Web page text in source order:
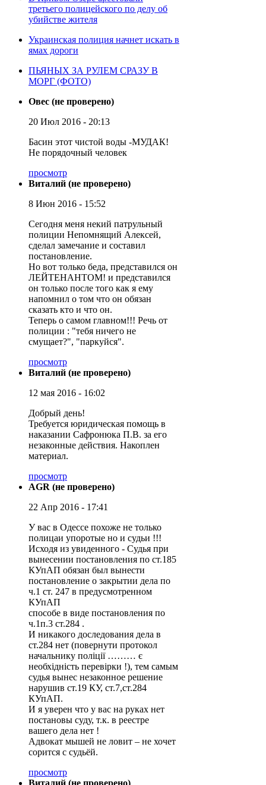
третьего полицейского по делу об
убийстве жителя
Украинская полиция начнет искать в
ямах дороги
ПЬЯНЫХ ЗА РУЛЕМ СРАЗУ В
МОРГ (ФОТО)
Овес (не проверено)
20 Июл 2016 - 20:13
Басин этот чистой воды -МУДАК!
Не порядочный человек
просмотр
Виталий (не проверено)
8 Июн 2016 - 15:52
Сегодня меня некий патрульный
полиции Непомнящий Алексей,
сделал замечание и составил
постановление.
Но вот только беда, представился он
ЛЕЙТЕНАНТОМ! и представился
он только после того как я ему
напомнил о том что он обязан
сказать кто и что он.
Теперь о самом главном!!! Речь от
полиции : "тебя ничего не
смущает?", "паркуйся".
просмотр
Виталий (не проверено)
12 мая 2016 - 16:02
Добрый день!
Требуется юридическая помощь в
наказании Сафронюка П.В. за его
незаконные действия. Накоплен
материал.
просмотр
AGR (не проверено)
22 Апр 2016 - 17:41
У вас в Одессе похоже не только
полицаи упоротые но и судьи !!!
Исходя из увиденного - Судья при
вынесении постановления по ст.185
КУпАП обязан был вынести
постановление о закрытии дела по
ч.1 ст. 247 в предусмотренном
КУпАП
способе в виде постановления по
ч.1п.3 ст.284 .
И никакого доследования дела в
ст.284 нет (повернути протокол
начальнику поліції ……… є
необхідність перевірки !), тем самым
судья вынес незаконное решение
нарушив ст.19 КУ, ст.7,ст.284
КУпАП.
И я уверен что у вас на руках нет
постановы суду, т.к. в реестре
вашего дела нет !
Адвокат мышей не ловит – не хочет
сорится с судьёй.
просмотр